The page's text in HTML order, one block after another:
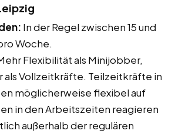
In der Regel zwischen 15 und
Woche.
Flexibilität als Minijobber,
als Vollzeitkräfte. Teilzeitkräfte in
möglicherweise flexibel auf
in den Arbeitszeiten reagieren
außerhalb der regulären